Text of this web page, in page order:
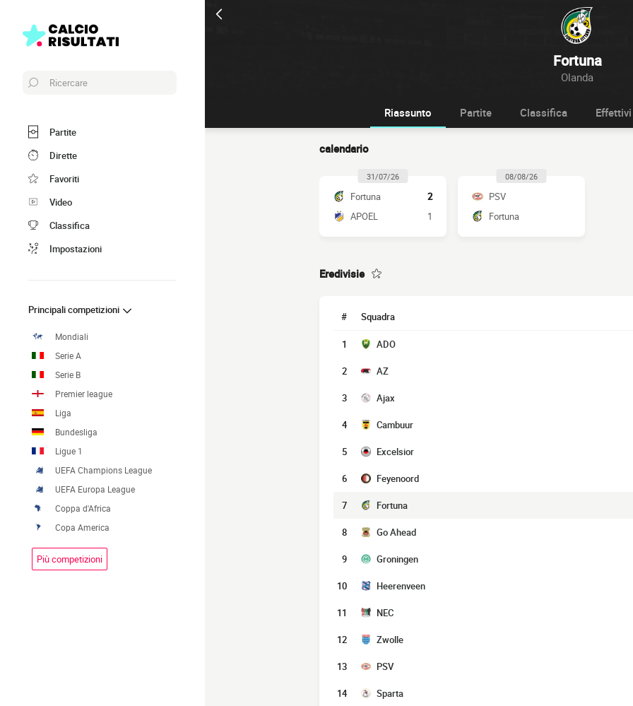
Fortuna
Olanda
Ricercare
Partite
Dirette
Favoriti
Video
Classifica
Impostazioni
Principali competizioni
Mondiali
Serie A
Serie B
Premier league
Liga
Bundesliga
Ligue 1
UEFA Champions League
UEFA Europa League
Coppa d'Africa
Copa America
Più competizioni
Riassunto Partite Classifica Effettivi
calendario
31/07/26
Fortuna
2
APOEL
1
08/08/26
PSV
Fortuna
Eredivisie
# Squadra
1 ADO
2 AZ
3 Ajax
4 Cambuur
5 Excelsior
6 Feyenoord
7 Fortuna
8 Go Ahead
9 Groningen
10 Heerenveen
11 NEC
12 Zwolle
13 PSV
14 Sparta